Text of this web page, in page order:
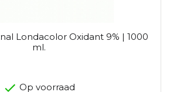
Londacolor Oxidant 9% | 1000
ml.
Op voorraad